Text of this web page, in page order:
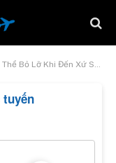
Khi Đến Xứ Sở Sương Mù